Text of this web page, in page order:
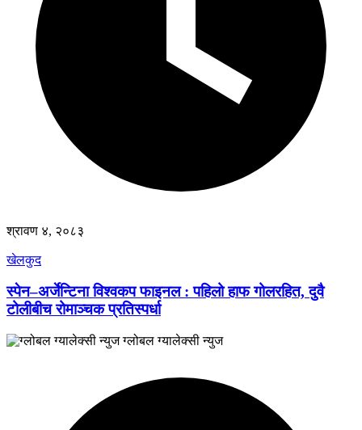
श्रावण ४, २०८३
खेलकुद
स्पेन–अर्जेन्टिना विश्वकप फाइनल : पहिलो हाफ गोलरहित, दुवै
टोलीबीच रोमाञ्चक प्रतिस्पर्धा
ग्लोबल ग्यालेक्सी न्युज